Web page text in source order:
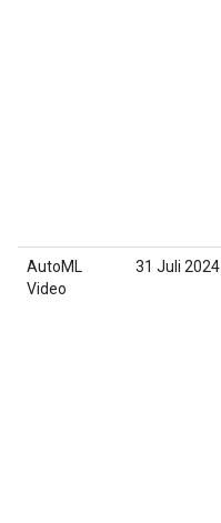
AutoML
Video
31 Juli 2024